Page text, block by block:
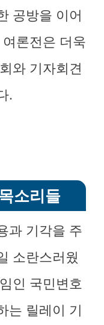
공방을 이어
론전은 더욱
와 기자회견
.
소리들
과 기각을 주
소란스러웠
인 국민변호
는 릴레이 기